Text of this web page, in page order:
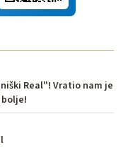
Real"! Vratio nam je